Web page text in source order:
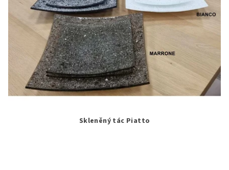
Skleněný tác Piatto